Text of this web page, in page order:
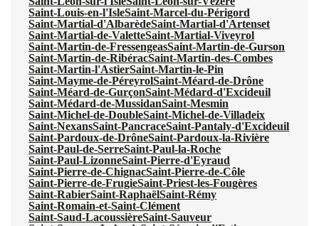
Saint-Louis-en-l'IsleSaint-Marcel-du-Périgord
Saint-Martial-d'AlbarèdeSaint-Martial-d'Artenset
Saint-Martial-de-ValetteSaint-Martial-Viveyrol
Saint-Martin-de-FressengeasSaint-Martin-de-Gurson
Saint-Martin-de-RibéracSaint-Martin-des-Combes
Saint-Martin-l'AstierSaint-Martin-le-Pin
Saint-Mayme-de-PéreyrolSaint-Méard-de-Drône
Saint-Méard-de-GurçonSaint-Médard-d'Excideuil
Saint-Médard-de-MussidanSaint-Mesmin
Saint-Michel-de-DoubleSaint-Michel-de-Villadeix
Saint-NexansSaint-PancraceSaint-Pantaly-d'Excideuil
Saint-Pardoux-de-DrôneSaint-Pardoux-la-Rivière
Saint-Paul-de-SerreSaint-Paul-la-Roche
Saint-Paul-LizonneSaint-Pierre-d'Eyraud
Saint-Pierre-de-ChignacSaint-Pierre-de-Côle
Saint-Pierre-de-FrugieSaint-Priest-les-Fougères
Saint-RabierSaint-RaphaëlSaint-Rémy
Saint-Romain-et-Saint-Clément
Saint-Saud-LacoussièreSaint-Sauveur